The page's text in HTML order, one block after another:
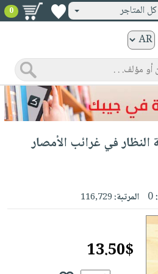
كل المتاجر 0
في غرائب الأمصار
0 المرتبة:116,729
13.50$